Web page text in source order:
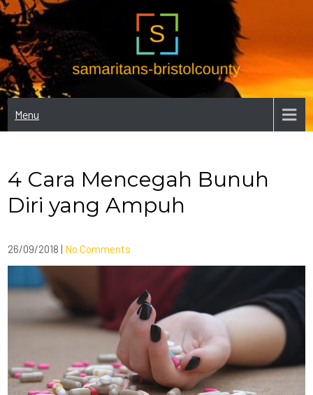
Skip
content
SAMARITANS.ORG – INFORMASI
DAN BANTUN PENDERITA DEPRESI
Situs informasi untuk penderita depresi, mulai dari tips dan trik dan
Menu
4 Cara Mencegah Bunuh
Diri yang Ampuh
26/09/2018 | No Comments